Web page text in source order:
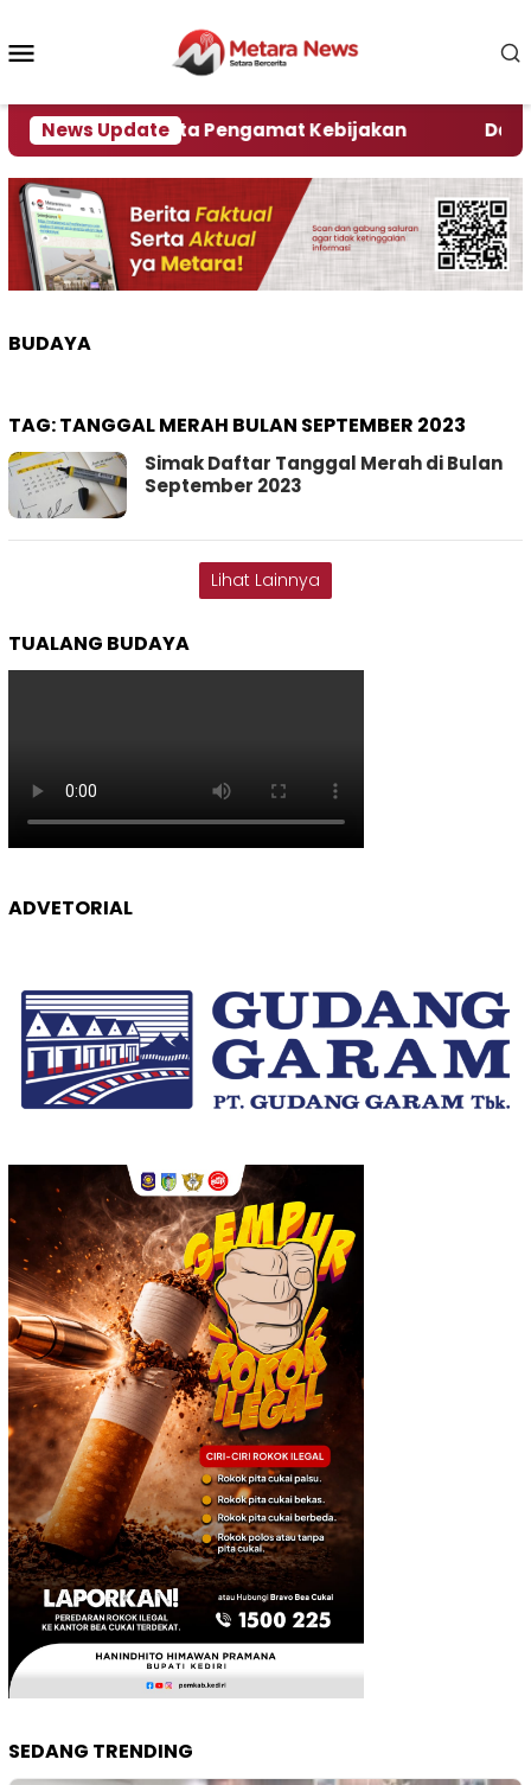
konten
News Update
Ini Kata Pengamat Kebijakan Dampak
BUDAYA
TAG:TANGGAL MERAH BULAN SEPTEMBER 2023
Simak Daftar Tanggal Merah di Bulan
September 2023
Lihat Lainnya
TUALANG BUDAYA
ADVETORIAL
SEDANG TRENDING